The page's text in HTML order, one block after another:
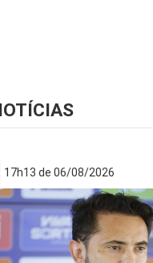
17h13 de 06/08/2026